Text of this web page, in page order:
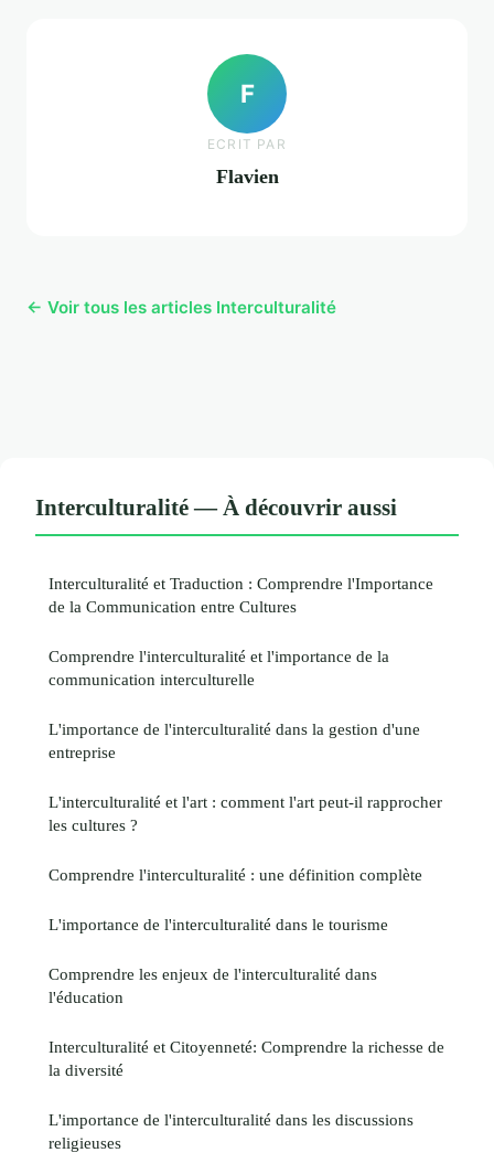
F
ECRIT PAR
Flavien
← Voir tous les articles Interculturalité
Interculturalité — À découvrir aussi
Interculturalité et Traduction : Comprendre l'Importance
de la Communication entre Cultures
Comprendre l'interculturalité et l'importance de la
communication interculturelle
L'importance de l'interculturalité dans la gestion d'une
entreprise
L'interculturalité et l'art : comment l'art peut-il rapprocher
les cultures ?
Comprendre l'interculturalité : une définition complète
L'importance de l'interculturalité dans le tourisme
Comprendre les enjeux de l'interculturalité dans
l'éducation
Interculturalité et Citoyenneté: Comprendre la richesse de
la diversité
L'importance de l'interculturalité dans les discussions
religieuses